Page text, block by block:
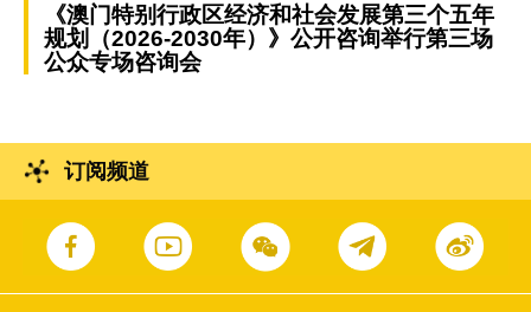
《澳门特别行政区经济和社会发展第三个五年
规划（2026-2030年）》公开咨询举行第三场
公众专场咨询会
订阅频道